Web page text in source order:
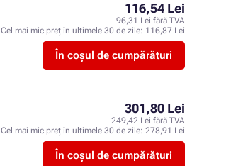
116,54 Lei
96,31 Lei fără TVA
Cel mai mic preț în ultimele 30 de zile: 116,87 Lei
În coșul de cumpărături
301,80 Lei
249,42 Lei fără TVA
Cel mai mic preț în ultimele 30 de zile: 278,91 Lei
În coșul de cumpărături